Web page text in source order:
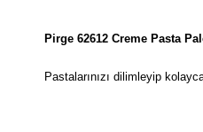
Pirge 62612 Creme Pasta
Pastalarınızı dilimleyip